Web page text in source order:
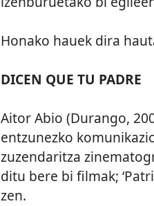
Honako hauek dira
DICEN QUE TU PADRE
Aitor Abio (Durango,
entzunezko
zuzendaritza
ditu bere bi filmak;
zen.